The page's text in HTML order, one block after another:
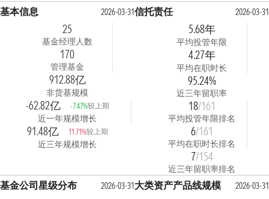
基本信息 2026-03-31
25
基金经理人数
170
管理基金
912.88亿
非货基规模
-62.82亿 -7.47%较上期
近一年规模增长
91.48亿 11.71%较上期
近三年规模增长
信托责任 2026-03-31
5.68年
平均投管年限
4.27年
平均在职时长
95.24%
近三年留职率
18/161
平均投管年限排名
6/161
平均在职时长排名
7/154
近三年留职率排名
基金公司星级分布
2026-03-31大类资产产品线规模
2026-03-31